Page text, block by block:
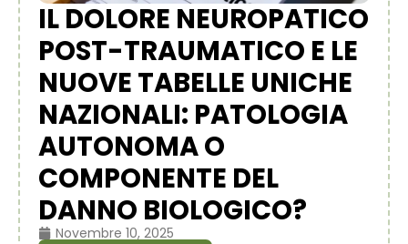
IL DOLORE NEUROPATICO
POST-TRAUMATICO E LE
NUOVE TABELLE UNICHE
NAZIONALI: PATOLOGIA
AUTONOMA O
COMPONENTE DEL
DANNO BIOLOGICO?
Novembre 10, 2025